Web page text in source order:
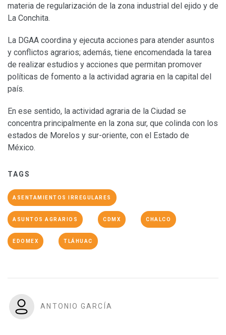
materia de regularización de la zona industrial del ejido y de
La Conchita.
La DGAA coordina y ejecuta acciones para atender asuntos
y conflictos agrarios; además, tiene encomendada la tarea
de realizar estudios y acciones que permitan promover
políticas de fomento a la actividad agraria en la capital del
país.
En ese sentido, la actividad agraria de la Ciudad se
concentra principalmente en la zona sur, que colinda con los
estados de Morelos y sur-oriente, con el Estado de
México.
TAGS
ASENTAMIENTOS IRREGULARES
ASUNTOS AGRARIOS CDMX CHALCO
EDOMEX TLÁHUAC
ANTONIO GARCÍA